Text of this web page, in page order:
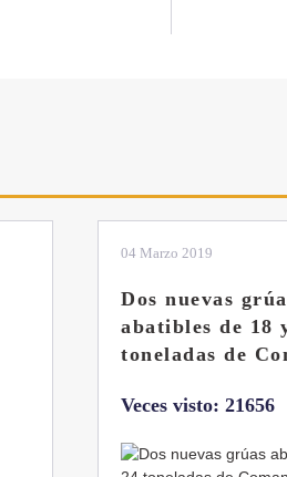
04 Marzo 2019
Dos nuevas
abatibles de 18
toneladas de
Veces visto: 21656